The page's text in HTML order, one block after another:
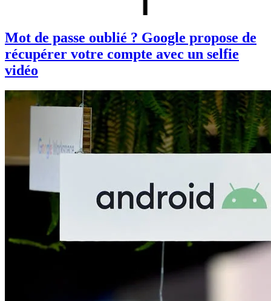
Mot de passe oublié ? Google propose de
récupérer votre compte avec un selfie
vidéo